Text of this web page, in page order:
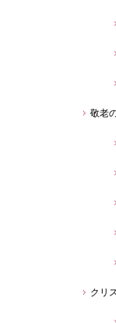
敬老
クリ